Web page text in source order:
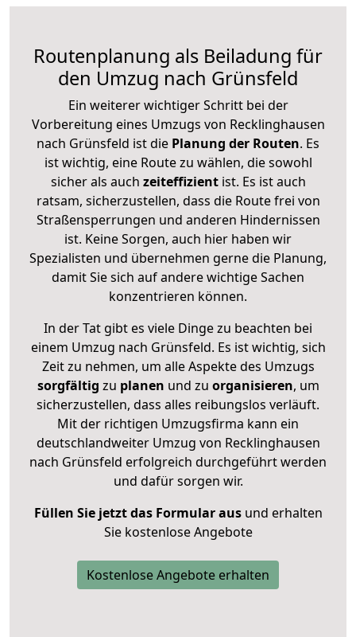
Routenplanung als Beiladung für
den Umzug nach Grünsfeld
Ein weiterer wichtiger Schritt bei der
Vorbereitung eines Umzugs von Recklinghausen
nach Grünsfeld ist die Planung der Routen. Es
ist wichtig, eine Route zu wählen, die sowohl
sicher als auch zeiteffizientist. Es ist auch
ratsam, sicherzustellen, dass die Route frei von
Straßensperrungen und anderen Hindernissen
ist. Keine Sorgen, auch hier haben wir
Spezialisten und übernehmen gerne die Planung,
damit Sie sich auf andere wichtige Sachen
konzentrieren können.
In der Tat gibt es viele Dinge zu beachten bei
einem Umzug nach Grünsfeld. Es ist wichtig, sich
Zeit zu nehmen, um alle Aspekte des Umzugs
sorgfältig zu planen und zu organisieren, um
sicherzustellen, dass alles reibungslos verläuft.
Mit der richtigen Umzugsfirma kann ein
deutschlandweiter Umzug von Recklinghausen
nach Grünsfeld erfolgreich durchgeführt werden
und dafür sorgen wir.
Füllen Sie jetzt das Formular ausund erhalten
Sie kostenlose Angebote
Kostenlose Angebote erhalten